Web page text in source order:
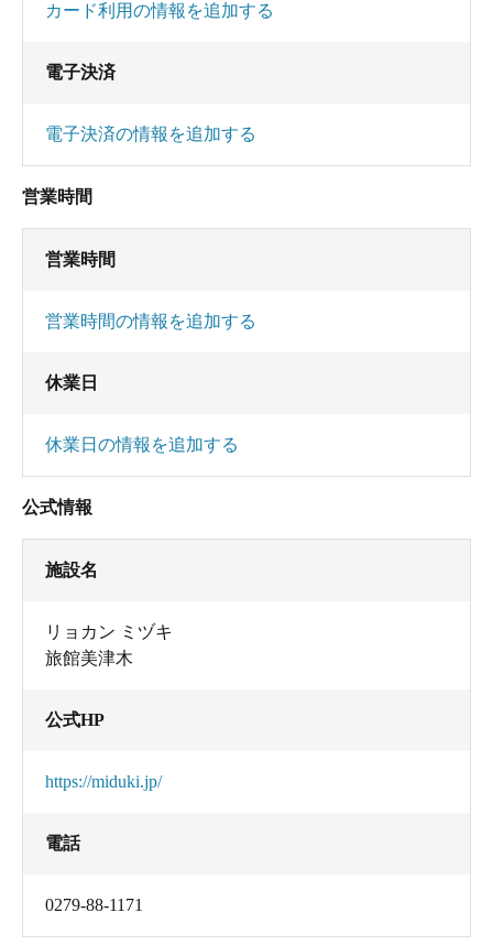
カード利用の情報を追加する
電子決済
電子決済の情報を追加する
営業時間
営業時間
営業時間の情報を追加する
休業日
休業日の情報を追加する
公式情報
施設名
リョカン ミヅキ
旅館美津木
公式HP
https://miduki.jp/
電話
0279-88-1171